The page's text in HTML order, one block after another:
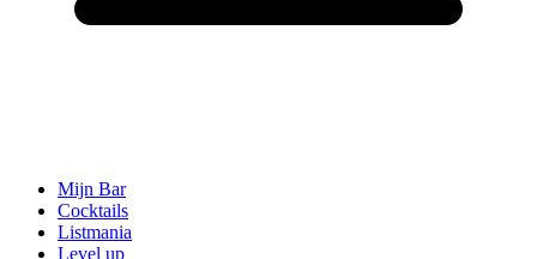
Mijn Bar
Cocktails
Listmania
Level up